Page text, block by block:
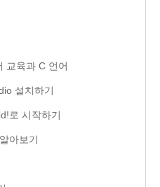
교육과 C 언어
설치하기
로 시작하기
아보기